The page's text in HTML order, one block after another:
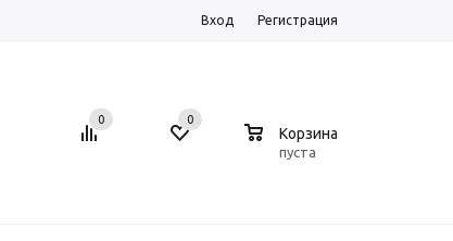
Вход Регистрация
0 0
Корзина
пуста